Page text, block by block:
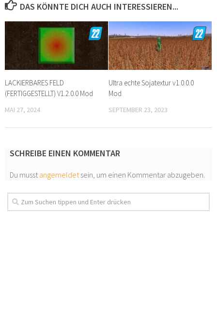
DAS KÖNNTE DICH AUCH INTERESSIEREN...
LACKIERBARES FELD
(FERTIGGESTELLT) V1.2.0.0 Mod
MAI 27, 2024
Ultra echte Sojatextur v1.0.0.0
Mod
SEPTEMBER 23, 2023
SCHREIBE EINEN KOMMENTAR
Du musstangemeldetsein, um einen Kommentar abzugeben.